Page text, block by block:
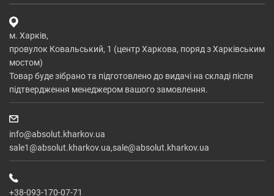
м. Харків,
провулок Ковальський, 1 (центр Харкова, поряд з Харківським
мостом)
Товар буде зібрано та підготовлено до видачі на складі після
підтвердження менеджером вашого замовлення.
info@absolut.kharkov.ua
sale1@absolut.kharkov.ua,sale@absolut.kharkov.ua
+38-093-170-07-71